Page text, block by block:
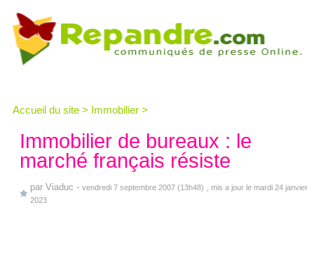
Accueil du site > Immobilier >
Immobilier de bureaux : le
marché français résiste
par Viaduc - vendredi 7 septembre 2007 (13h48)
, mis a jour le mardi 24 janvier
2023